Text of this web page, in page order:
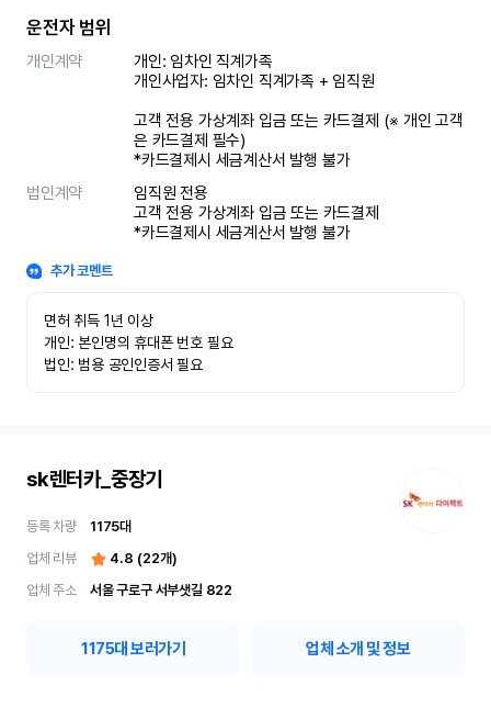
운전자 범위
개인계약
개인: 임차인 직계가족
개인사업자: 임차인 직계가족 + 임직원
고객 전용 가상계좌 입금 또는 카드결제 (※ 개인 고객
은 카드결제 필수)
*카드결제시 세금계산서 발행 불가
법인계약
임직원 전용
고객 전용 가상계좌 입금 또는 카드결제
*카드결제시 세금계산서 발행 불가
추가 코멘트
면허 취득 1년 이상
개인: 본인명의 휴대폰 번호 필요
법인: 범용 공인인증서 필요
sk렌터카_중장기
등록 차량 1175대
업체 리뷰
4.8 (22개)
업체 주소
서울 구로구 서부샛길 822
1175대 보러가기 업체 소개 및 정보